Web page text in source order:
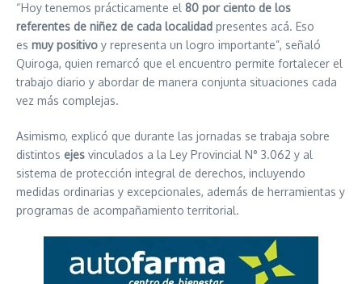
“Hoy tenemos prácticamente el 80 por ciento de los
referentes de niñez de cada localidad presentes acá. Eso
es muy positivo y representa un logro importante”, señaló
Quiroga, quien remarcó que el encuentro permite fortalecer el
trabajo diario y abordar de manera conjunta situaciones cada
vez más complejas.
Asimismo, explicó que durante las jornadas se trabaja sobre
distintos ejes vinculados a la Ley Provincial N° 3.062 y al
sistema de protección integral de derechos, incluyendo
medidas ordinarias y excepcionales, además de herramientas y
programas de acompañamiento territorial.